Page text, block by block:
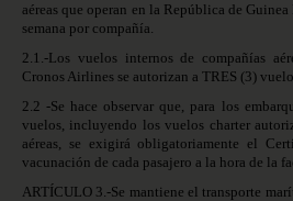
aéreas que operan en la República de
semana por compañía.
2.1.-Los vuelos internos de compañías
Cronos Airlines se autorizan a TRES (3)
2.2 -Se hace observar que, para los
vuelos, incluyendo los vuelos charter
aéreas, se exigirá obligatoriamente el
vacunación de cada pasajero a la hora de la
ARTÍCULO 3.-Se mantiene el transporte